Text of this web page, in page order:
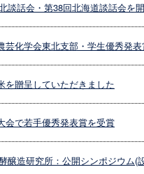
談話会・第38回北海道談話会を
化学会東北支部・学生優秀発表
を贈呈していただきました
会で若手優秀発表賞を受賞
醸造研究所：公開シンポジウム(